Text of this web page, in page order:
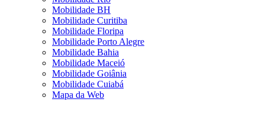
Mobilidade BH
Mobilidade Curitiba
Mobilidade Floripa
Mobilidade Porto Alegre
Mobilidade Bahia
Mobilidade Maceió
Mobilidade Goiânia
Mobilidade Cuiabá
Mapa da Web